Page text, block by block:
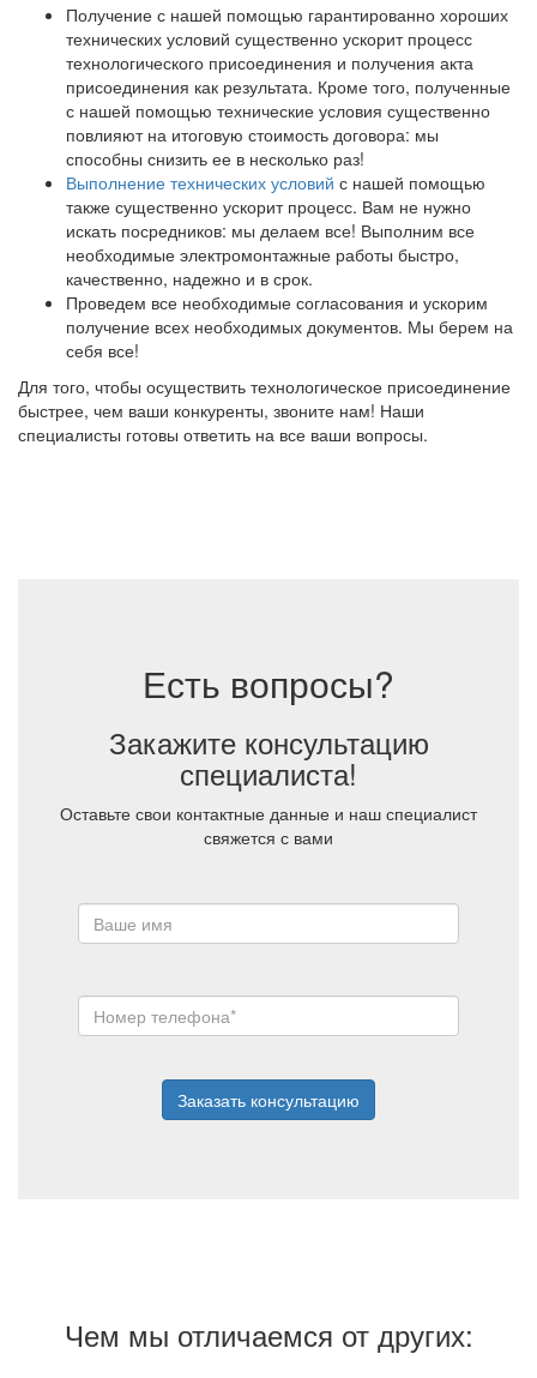
Получение с нашей помощью гарантированно хороших
технических условий существенно ускорит процесс
технологического присоединения и получения акта
присоединения как результата. Кроме того, полученные
с нашей помощью технические условия существенно
повлияют на итоговую стоимость договора: мы
способны снизить ее в несколько раз!
Выполнение технических условий с нашей помощью
также существенно ускорит процесс. Вам не нужно
искать посредников: мы делаем все! Выполним все
необходимые электромонтажные работы быстро,
качественно, надежно и в срок.
Проведем все необходимые согласования и ускорим
получение всех необходимых документов. Мы берем на
себя все!
Для того, чтобы осуществить технологическое присоединение
быстрее, чем ваши конкуренты, звоните нам! Наши
специалисты готовы ответить на все ваши вопросы.
Есть вопросы?
Закажите консультацию
специалиста!
Оставьте свои контактные данные и наш специалист
свяжется с вами
Заказать консультацию
Чем мы отличаемся от других: